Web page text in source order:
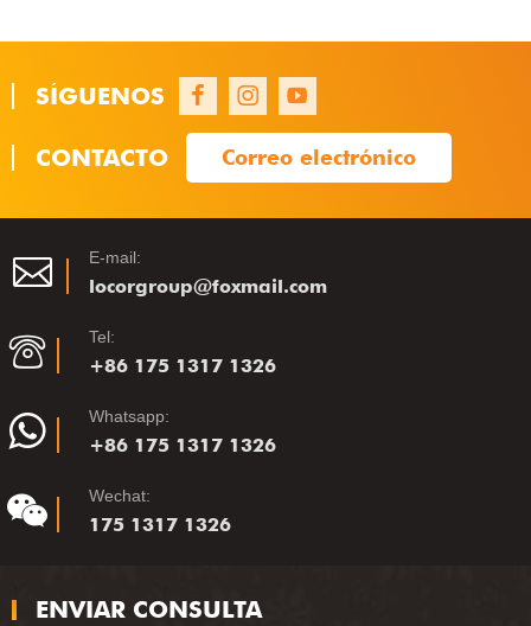
SÍGUENOS
1 1 1
CONTACTO Correo electrónico
E-mail:
locorgroup@foxmail.com
Tel:
+86 175 1317 1326
Whatsapp:
+86 175 1317 1326
Wechat:
175 1317 1326
ENVIAR CONSULTA